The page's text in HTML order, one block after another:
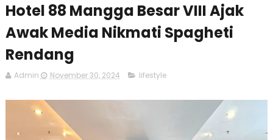
Hotel 88 Mangga Besar VIII Ajak
Awak Media Nikmati Spagheti
Rendang
Admin November 30, 2024 lifestyle